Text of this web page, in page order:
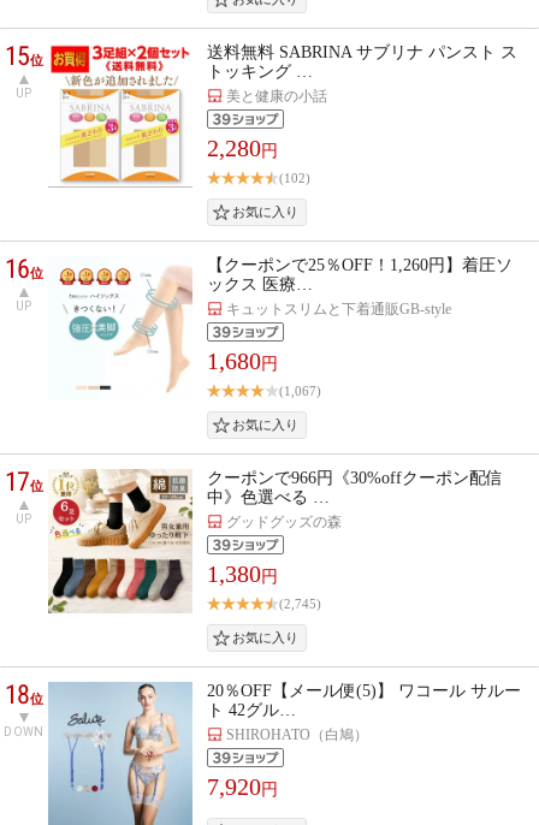
15位
UP
送料無料 SABRINA サブリナ パンスト ス
トッキング …
美と健康の小話
2,280円
(102)
16位
UP
【クーポンで25％OFF！1,260円】着圧ソ
ックス 医療…
キュットスリムと下着通販GB-style
1,680円
(1,067)
17位
UP
クーポンで966円《30%offクーポン配信
中》色選べる …
グッドグッズの森
1,380円
(2,745)
18位
DOWN
20％OFF【メール便(5)】 ワコール サルー
ト 42グル…
SHIROHATO（白鳩）
7,920円